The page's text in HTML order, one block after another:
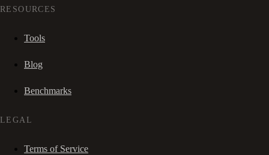
RESOURCES
Tools
Blog
Benchmarks
LEGAL
Terms of Service